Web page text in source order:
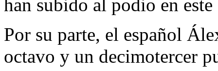
han subido al podio en
Por su parte, el español
octavo y un decimotercer